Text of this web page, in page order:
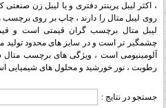
، اکثر لیبل پرینتر دفتری و یا لیبل زن
روی لیبل متال را دارند ، چاپ بر روی
لیبل متال برچسب گران قیمتی است و
چشمگیر تر است و در سایز های محدود
آلومینیومی است ، ویژگی های برچسب متال
رطوبت ، نور خورشید و محلول های شیمیایی
جستجو در نتایج :